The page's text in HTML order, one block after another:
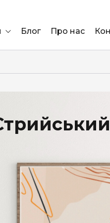
Блог Про нас